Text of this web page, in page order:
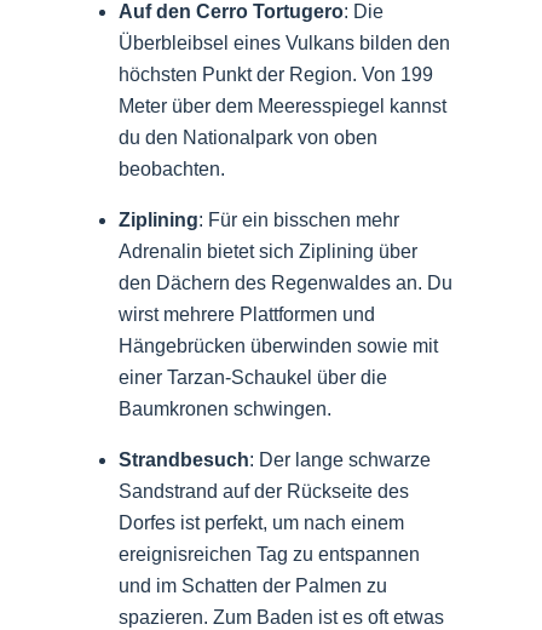
Auf den Cerro Tortugero: Die
Überbleibsel eines Vulkans bilden den
höchsten Punkt der Region. Von 199
Meter über dem Meeresspiegel kannst
du den Nationalpark von oben
beobachten.
Ziplining: Für ein bisschen mehr
Adrenalin bietet sich Ziplining über
den Dächern des Regenwaldes an. Du
wirst mehrere Plattformen und
Hängebrücken überwinden sowie mit
einer Tarzan-Schaukel über die
Baumkronen schwingen.
Strandbesuch: Der lange schwarze
Sandstrand auf der Rückseite des
Dorfes ist perfekt, um nach einem
ereignisreichen Tag zu entspannen
und im Schatten der Palmen zu
spazieren. Zum Baden ist es oft etwas